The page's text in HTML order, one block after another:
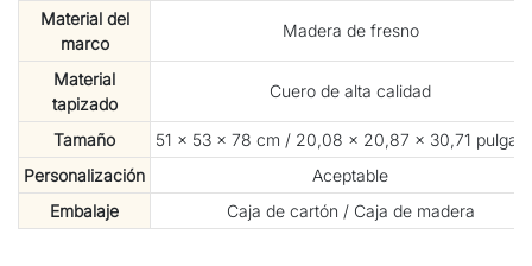
Material del
marco
Madera de fresno
Material
tapizado
Cuero de alta calidad
Tamaño
51 × 53 × 78 cm / 20,08 × 20,87 × 30,71
Personalización
Aceptable
Embalaje
Caja de cartón / Caja de madera